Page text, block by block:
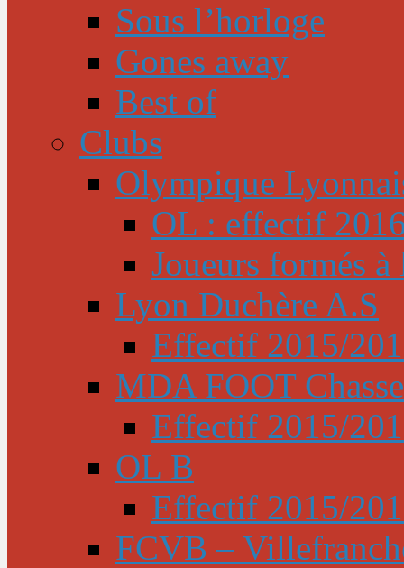
Sous l’horloge
Gones away
Best of
Clubs
Olympique
OL : effectif
Joueurs formés
Lyon Duchère A.S
Effectif 2015/
MDA FOOT
Effectif 2015/
OL B
Effectif 2015/
FCVB –